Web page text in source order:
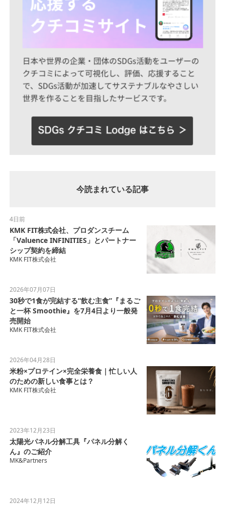
今読まれている記事
4日前
KMK FIT株式会社、プロダンスチーム
「Valuence INFINITIES」とパートナー
シップ契約を締結
KMK FIT株式会社
2026年07月07日
30秒で1食が完結する“飲む主食”『まるご
と一杯 Smoothie』を7月4日より一般発
売開始
KMK FIT株式会社
2026年04月28日
米粉×プロテイン×完全栄養食｜忙しい人
のための新しい食事とは？
KMK FIT株式会社
2023年12月23日
太陽光パネル分解工具『パネル分解く
ん』のご紹介
MK&Partners
2024年12月12日